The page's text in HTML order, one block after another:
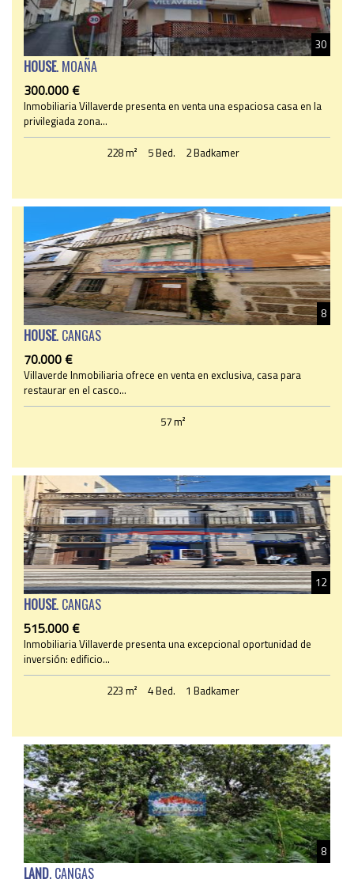
30
HOUSE. MOAÑA
300.000 €
Inmobiliaria Villaverde presenta en venta una espaciosa casa en la
privilegiada zona...
228 m²
5 Bed. 2 Badkamer
8
HOUSE. CANGAS
70.000 €
Villaverde Inmobiliaria ofrece en venta en exclusiva, casa para
restaurar en el casco...
57 m²
12
HOUSE. CANGAS
515.000 €
Inmobiliaria Villaverde presenta una excepcional oportunidad de
inversión: edificio...
223 m²
4 Bed. 1 Badkamer
8
LAND. CANGAS